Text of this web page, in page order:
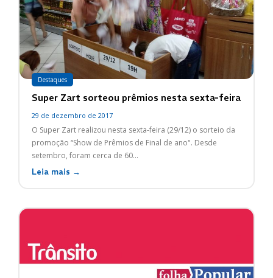
Destaques
Super Zart sorteou prêmios nesta sexta-feira
29 de dezembro de 2017
O Super Zart realizou nesta sexta-feira (29/12) o sorteio da
promoção “Show de Prêmios de Final de ano". Desde
setembro, foram cerca de 60...
Leia mais →